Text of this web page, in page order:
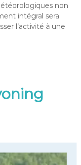
non
intégral sera
l’activité à une